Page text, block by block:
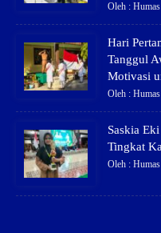
Oleh :
Hari
Tanggul
Motivasi
Oleh :
Saskia
Tingkat
Oleh :